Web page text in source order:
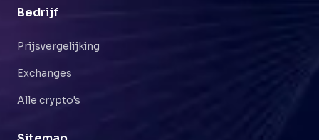
Bedrijf
Prijsvergelijking
Exchanges
Alle crypto's